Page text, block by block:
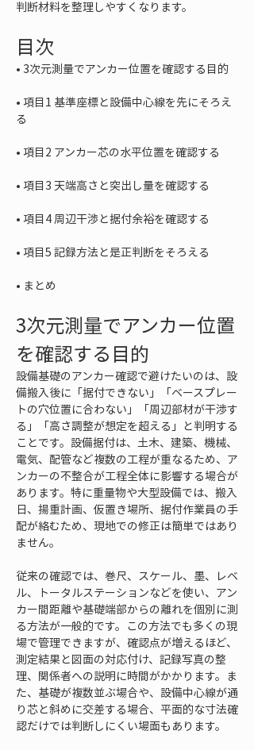
判断材料を整理しやすくなります。
目次
•
• 項目1 基準座標と設備中心線を先にそろえ
•
•
•
•
• まとめ
3次元測量でアンカー位置
を確認する目的
設備基礎のアンカー確認で避けたいのは、設
備搬入後に「据付できない」「ベースプレー
トの穴位置に合わない」「周辺部材が干渉す
る」「高さ調整が想定を超える」と判明する
ことです。設備据付は、土木、建築、機械、
電気、配管など複数の工程が重なるため、ア
ンカーの不整合が工程全体に影響する場合が
あります。特に重量物や大型設備では、搬入
日、揚重計画、仮置き場所、据付作業員の手
配が絡むため、現地での修正は簡単ではあり
ません。
従来の確認では、巻尺、スケール、墨、レベ
ル、トータルステーションなどを使い、アン
カー間距離や基礎端部からの離れを個別に測
る方法が一般的です。この方法でも多くの現
場で管理できますが、確認点が増えるほど、
測定結果と図面の対応付け、記録写真の整
理、関係者への説明に時間がかかります。ま
た、基礎が複数並ぶ場合や、設備中心線が通
り芯と斜めに交差する場合、平面的な寸法確
認だけでは判断しにくい場面もあります。